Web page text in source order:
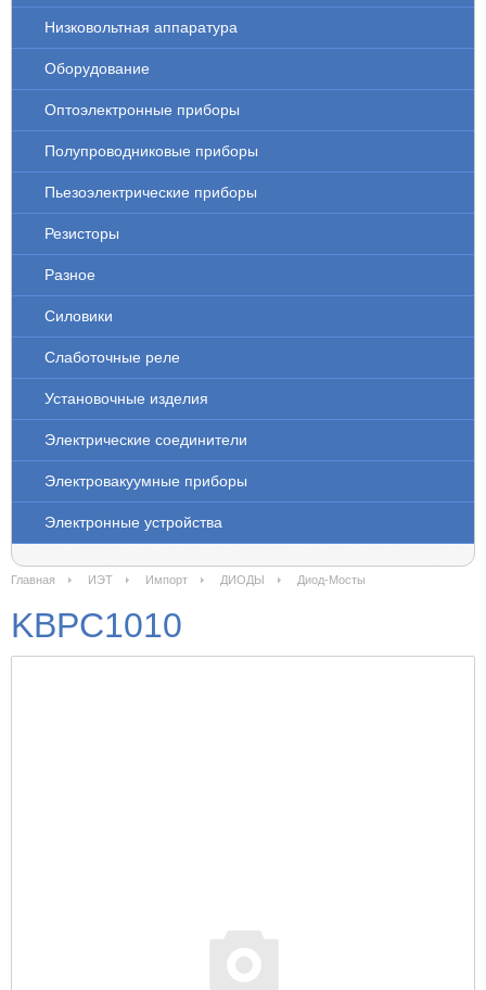
Низковольтная аппаратура
Оборудование
Оптоэлектронные приборы
Полупроводниковые приборы
Пьезоэлектрические приборы
Резисторы
Разное
Силовики
Слаботочные реле
Установочные изделия
Электрические соединители
Электровакуумные приборы
Электронные устройства
Главная ИЭТ Импорт ДИОДЫ Диод-Мосты
KBPC1010